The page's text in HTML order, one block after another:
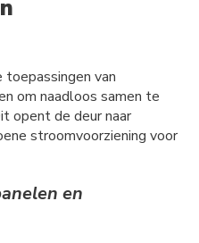
van
om naadloos samen te
opent de deur naar
stroomvoorziening voor
en